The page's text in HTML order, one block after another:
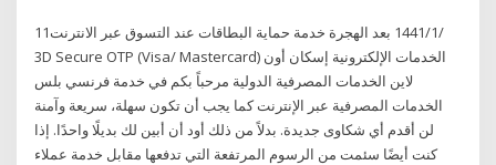
11‏‏/1‏‏/1441 بعد الهجرة خدمة حماية البطاقات عند التسوق عبر الانترنت
3D Secure OTP (Visa/ Mastercard) الخدمات الإلكترونية إسكان أون
لاين الخدمات المصرفية الدولية مرحباً بكم في خدمة فرنسي بلس
الخدمات المصرفية عبر الإنترنت كما يجب أن تكون سهلة، سريعة وآمنة
لن أقدم أي شكاوى جديدة. بدلاً من ذلك أود أن أبين لك بديلًا واحدًا. إذا
كنت أيضًا سئمت من الرسوم المرتفعة التي تدفعها مقابل خدمة عملاء